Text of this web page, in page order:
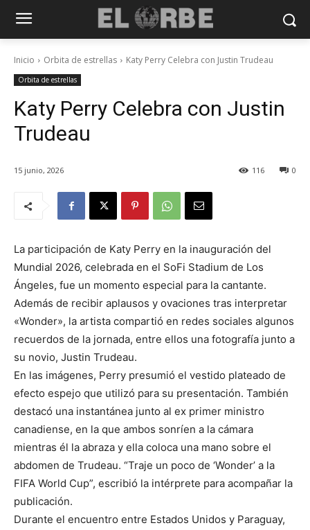
Inicio Orbita de estrellas Katy Perry Celebra con Justin Trudeau
Orbita de estrellas
Katy Perry Celebra con Justin
Trudeau
15 junio, 2026 0
116
La participación de Katy Perry en la inauguración del
Mundial 2026, celebrada en el SoFi Stadium de Los
Ángeles, fue un momento especial para la cantante.
Además de recibir aplausos y ovaciones tras interpretar
«Wonder», la artista compartió en redes sociales algunos
recuerdos de la jornada, entre ellos una fotografía junto a
su novio, Justin Trudeau.
En las imágenes, Perry presumió el vestido plateado de
efecto espejo que utilizó para su presentación. También
destacó una instantánea junto al ex primer ministro
canadiense, en la que ambos sonríen a la cámara
mientras él la abraza y ella coloca una mano sobre el
abdomen de Trudeau. “Traje un poco de ‘Wonder’ a la
FIFA World Cup”, escribió la intérprete para acompañar la
publicación.
Durante el encuentro entre Estados Unidos y Paraguay,